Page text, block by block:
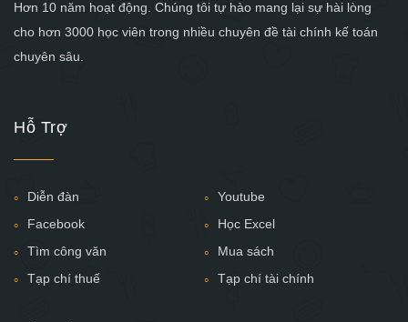
Hơn 10 năm hoạt động. Chúng tôi tự hào mang lại sự hài lòng
cho hơn 3000 học viên trong nhiều chuyên đề tài chính kế toán
chuyên sâu.
Hỗ Trợ
Diễn đàn
Youtube
Facebook
Học Excel
Tìm công văn
Mua sách
Tạp chí thuế
Tạp chí tài chính